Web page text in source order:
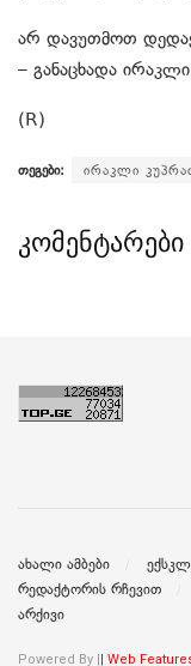
არ დავუთმოთ
– განაცხადა
(R)
თეგები: ირაკლი
კომენტარები
ახალი ამბები
რედაქტორის რჩევით
არქივი
Powered By || Web